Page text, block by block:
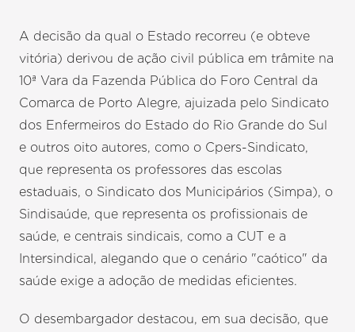
A decisão da qual o Estado recorreu (e obteve
vitória) derivou de ação civil pública em trâmite na
10ª Vara da Fazenda Pública do Foro Central da
Comarca de Porto Alegre, ajuizada pelo Sindicato
dos Enfermeiros do Estado do Rio Grande do Sul
e outros oito autores, como o Cpers-Sindicato,
que representa os professores das escolas
estaduais, o Sindicato dos Municipários (Simpa), o
Sindisaúde, que representa os profissionais de
saúde, e centrais sindicais, como a CUT e a
Intersindical, alegando que o cenário "caótico" da
saúde exige a adoção de medidas eficientes.
O desembargador destacou, em sua decisão, que